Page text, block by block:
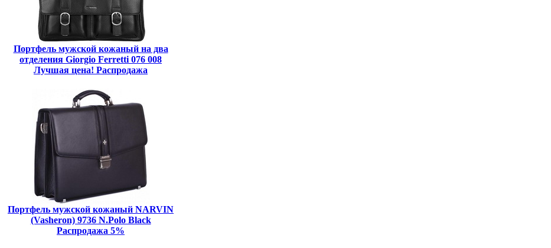
Портфель мужской кожаный на два
отделения Giorgio Ferretti 076 008
Лучшая цена! Распродажа
Портфель мужской кожаный NARVIN
(Vasheron) 9736 N.Polo Black
Распродажа 5%